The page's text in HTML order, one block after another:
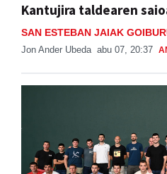
Kantujira taldearen
SAN ESTEBAN JAIAK
Jon Ander Ubeda abu 07, 20:37